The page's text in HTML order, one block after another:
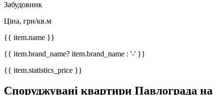
Забудовник
Ціна, грн/кв.м
{{ item.name }}
{{ item.brand_name? item.brand_name : '-' }}
{{ item.statistics_price }}
Споруджувані квартири Павлограда на